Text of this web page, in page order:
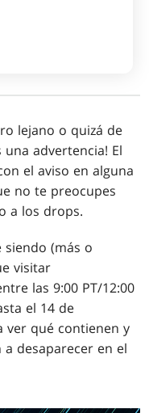
lejano o quizá de
advertencia! El
el aviso en alguna
no te preocupes
a los drops.
(más o
visitar
las 9:00 PT/12:00
el 14 de
ver qué contienen y
desaparecer en el